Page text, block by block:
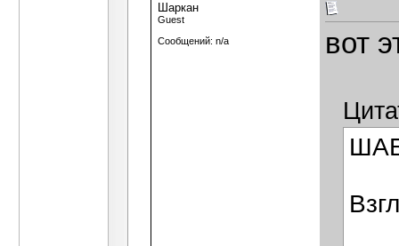
Шаркан
Guest
Сообщений: n/a
вот